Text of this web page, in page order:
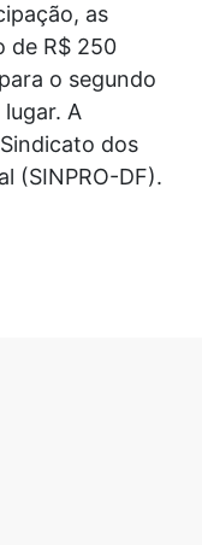
as
de R$ 250
o segundo
A
dos
(SINPRO-DF).